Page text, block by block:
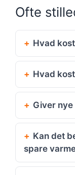
Ofte
Hvad
Hvad
Giver
Kan det
spare